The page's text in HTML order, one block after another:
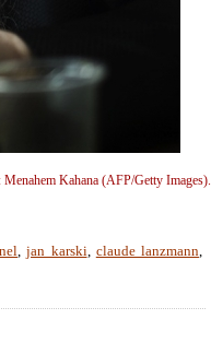
Kahana (AFP/Getty Images).
,jan karski, claude lanzmann,